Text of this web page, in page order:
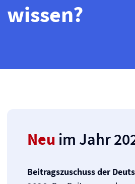
wissen?
Neu im Jahr
Beitragszuschuss der